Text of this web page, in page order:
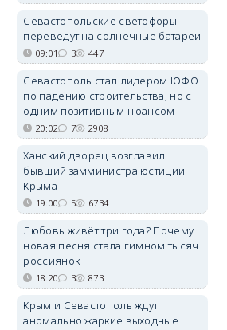
Севастопольские светофоры
переведут на солнечные батареи
09:01 3 447
Севастополь стал лидером ЮФО
по падению строительства, но с
одним позитивным нюансом
20:02 7 2908
Ханский дворец возглавил
бывший замминистра юстиции
Крыма
19:00 5 6734
Любовь живёт три года? Почему
новая песня стала гимном тысяч
россиянок
18:20 3 873
Крым и Севастополь ждут
аномально жаркие выходные